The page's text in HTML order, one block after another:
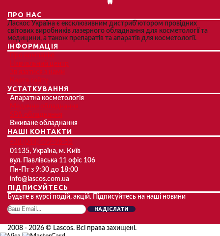
ПРО НАС
Ласкос Україна є ексклюзивним дистриб'ютором провідних
світових виробників лазерного обладнання для косметології та
медицини, а також препаратів та апаратів для косметології.
ІНФОРМАЦІЯ
Про компанію
Навчальний центр
Зв'язатися з нами
Карта сайту
УСТАТКУВАННЯ
Апаратна косметологія
Медичне обладнання
SPA обладнання
Вживане обладнання
НАШІ КОНТАКТИ
+38 (044) 499-96-55
01135, Україна, м. Київ
вул. Павлівська 11 офіс 106
Пн-Пт з 9:30 до 18:00
info@lascos.com.ua
ПІДПИСУЙТЕСЬ
Будьте в курсі подій, акцій. Підписуйтесь на наші новини
НАДІСЛАТИ
2008 - 2026 © Lascos. Всі права захищені.